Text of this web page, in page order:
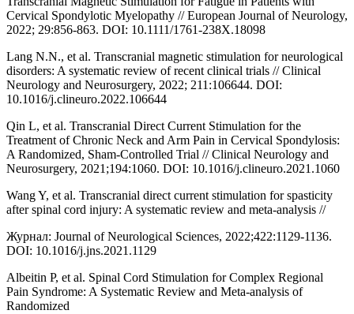
Cervical Spondylotic Myelopathy // European Journal of Neurology,
2022; 29:856-863. DOI: 10.1111/1761-238X.18098
Lang N.N., et al. Transcranial magnetic stimulation for neurological
disorders: A systematic review of recent clinical trials // Clinical
Neurology and Neurosurgery, 2022; 211:106644. DOI:
10.1016/j.clineuro.2022.106644
Qin L, et al. Transcranial Direct Current Stimulation for the
Treatment of Chronic Neck and Arm Pain in Cervical Spondylosis:
A Randomized, Sham-Controlled Trial // Clinical Neurology and
Neurosurgery, 2021;194:1060. DOI: 10.1016/j.clineuro.2021.1060
Wang Y, et al. Transcranial direct current stimulation for spasticity
after spinal cord injury: A systematic review and meta-analysis //
Журнал: Journal of Neurological Sciences, 2022;422:1129-1136.
DOI: 10.1016/j.jns.2021.1129
Albeitin P, et al. Spinal Cord Stimulation for Complex Regional
Pain Syndrome: A Systematic Review and Meta-analysis of
Randomized